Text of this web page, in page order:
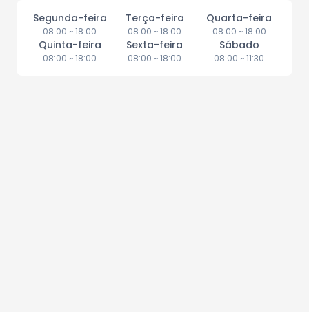
Segunda-feira
08:00 ~18:00
Terça-feira
08:00 ~18:00
Quarta-feira
08:00 ~18:00
Quinta-feira
08:00 ~18:00
Sexta-feira
08:00 ~18:00
Sábado
08:00 ~11:30